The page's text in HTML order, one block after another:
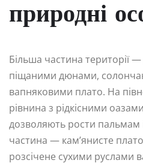
природні
Більша частина території
піщаними дюнами,
вапняковими плато. На
рівнина з рідкісними
дозволяють рости пальмам
частина — кам’янисте
розсічене сухими руслами